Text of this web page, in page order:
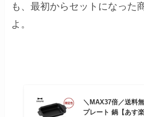
も、最初からセットになった
よ。
＼MAX37倍／送料
プレート 鍋【あす